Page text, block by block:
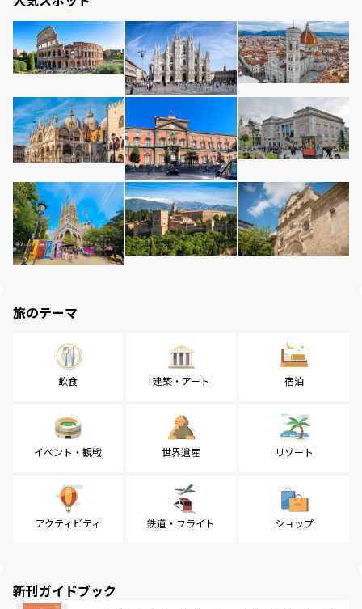
旅のテーマ
飲食 建築・アート 宿泊
イベント・観戦 世界遺産 リゾート
アクティビティ 鉄道・フライト ショップ
新刊ガイドブック